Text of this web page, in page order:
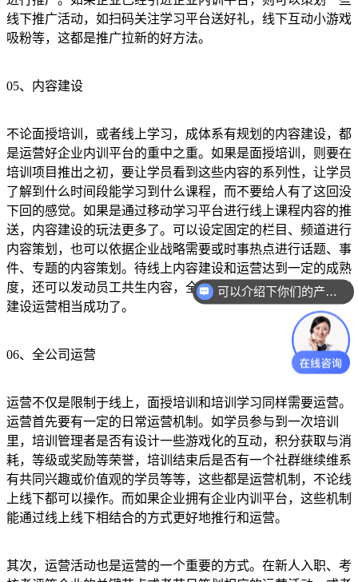
线下推广活动，如扫码关注学习平台送好礼，线下互动小游戏
吸粉等，这都是推广拉新的好方法。
05、内容建设
不论面授培训，或者线上学习，成体系有规划的内容建设，都
是运营好企业内训平台的重中之重。如果是面授培训，则要在
培训项目推出之初，要让学员看到这些内容的系列性，让学员
了解到什么时间段能学习到什么课程，而不要给人有了这回没
下回的感觉。如果是通过移动学习平台进行线上课程内容的推
送，内容建设的玩法更多了。可以设定固定的栏目、频道进行
内容策划，也可以依据企业战略需要或时事热点进行话题、事
件、专题的内容策划。待线上内容建设和运营达到一定的成熟
度，还可以发动员工共生内容，全民都制作课程，这样的内容
建设运营相当成功了。
06、全公司运营
运营不仅是限制于线上，面授培训和培训学习同样需要运营。
运营首先要有一定的日常运营机制。如学员参与到一次培训
里，培训管理者是否有设计一些游戏化的互动，积分获取与消
耗，等级或奖励等荣誉，培训结束后是否有一个社群继续维系
有共同兴趣或价值观的学员等等，这些都是运营机制，不论线
上线下都可以操作。而如果企业拥有企业内训平台，这些机制
能通过线上线下相结合的方式更好地推行和运营。
其次，运营活动也是运营的一个重要的方式。在新人入职、考
可以介绍下你们的产品么？